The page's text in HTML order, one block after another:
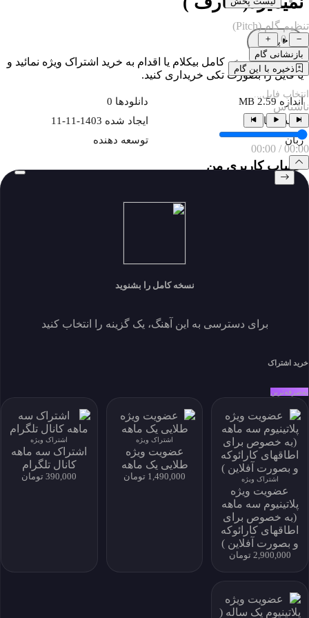
پخش
برای دانلود نسخه کامل بیکلام یا اقدام به خرید اشتراک ویژه نمائید و
یا فایل را بصورت تکی خریداری کنید.
اندازه 2.59 MB
دانلودها 0
نمایش ها 283
ايجاد شده 1403-11-11
زبان
توسعه دهنده
حساب کاربری من
خانه
جستجو
سبک ها
تماس
درباره ما
اشتراک
سوالات متداول
دسترسی به آرشیو کامل و امکان دانلود نامحدود
خرید اشتراک
تنظیم گام (Pitch)
0
بازنشانی گام
ذخیره با این گام
انتخاب فایل...
ناشناس
00:00
/
00:00
نسخه کامل را بشنوید
برای دسترسی به این آهنگ، یک گزینه را انتخاب کنید
خرید اشتراک
به‌صرفه‌ترین
اشتراک ویژه
عضویت ویژه
پلاتینیوم سه ماهه
(به خصوص برای
اطاقهای کارائوکه
و بصورت آفلاین )
2,900,000 تومان
اشتراک ویژه
عضویت ویژه
طلایی یک ماهه
1,490,000 تومان
اشتراک ویژه
اشتراک سه ماهه
کانال تلگرام
390,000 تومان